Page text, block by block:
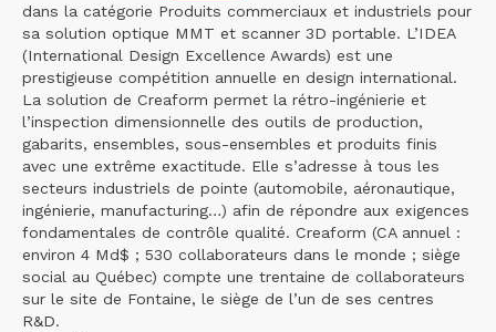
dans la catégorie Produits commerciaux et industriels pour
sa solution optique MMT et scanner 3D portable. L’IDEA
(International Design Excellence Awards) est une
prestigieuse compétition annuelle en design international.
La solution de Creaform permet la rétro-ingénierie et
l’inspection dimensionnelle des outils de production,
gabarits, ensembles, sous-ensembles et produits finis
avec une extrême exactitude. Elle s’adresse à tous les
secteurs industriels de pointe (automobile, aéronautique,
ingénierie, manufacturing…) afin de répondre aux exigences
fondamentales de contrôle qualité. Creaform (CA annuel :
environ 4 Md$ ; 530 collaborateurs dans le monde ; siège
social au Québec) compte une trentaine de collaborateurs
sur le site de Fontaine, le siège de l’un de ses centres
R&D.